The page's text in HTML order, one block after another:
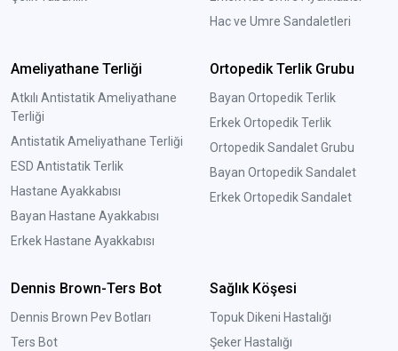
Hac ve Umre Sandaletleri
Ameliyathane Terliği
Atkılı Antistatik Ameliyathane
Terliği
Antistatik Ameliyathane Terliği
ESD Antistatik Terlik
Hastane Ayakkabısı
Bayan Hastane Ayakkabısı
Erkek Hastane Ayakkabısı
Ortopedik Terlik Grubu
Bayan Ortopedik Terlik
Erkek Ortopedik Terlik
Ortopedik Sandalet Grubu
Bayan Ortopedik Sandalet
Erkek Ortopedik Sandalet
Dennis Brown-Ters Bot
Dennis Brown Pev Botları
Ters Bot
Sağlık Köşesi
Topuk Dikeni Hastalığı
Şeker Hastalığı